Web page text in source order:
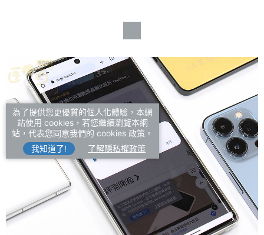
為了提供您更優質的個人化體驗，本網
站使用 cookies，若您繼續瀏覽本網
站，代表您同意我們的 cookies 政策。
我知道了!
了解隱私權政策